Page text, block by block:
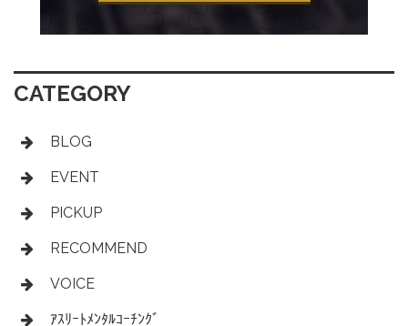
CATEGORY
BLOG
EVENT
PICKUP
RECOMMEND
VOICE
ｱｽﾘｰﾄﾒﾝﾀﾙｺｰﾁﾝｸﾞ